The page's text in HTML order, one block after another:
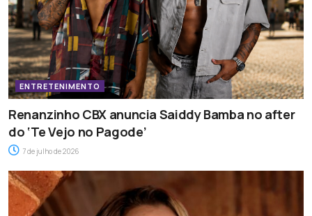
ENTRETENIMENTO
Renanzinho CBX anuncia Saiddy Bamba no after
do ‘Te Vejo no Pagode’
7 de julho de 2026